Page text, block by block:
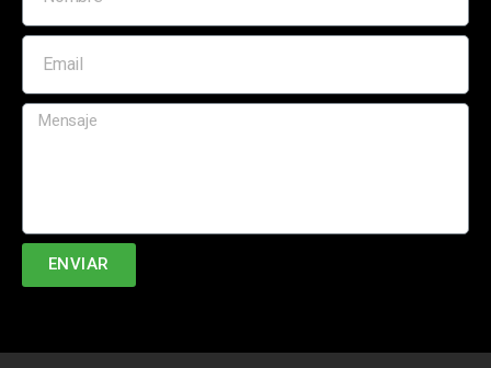
ENVIAR